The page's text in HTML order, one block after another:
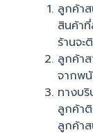
ลูกค้า
สินค้า
ร้านจ
ลูกค้า
จากพ
ทางบริ
ลูกค้า
ลูกค้าส